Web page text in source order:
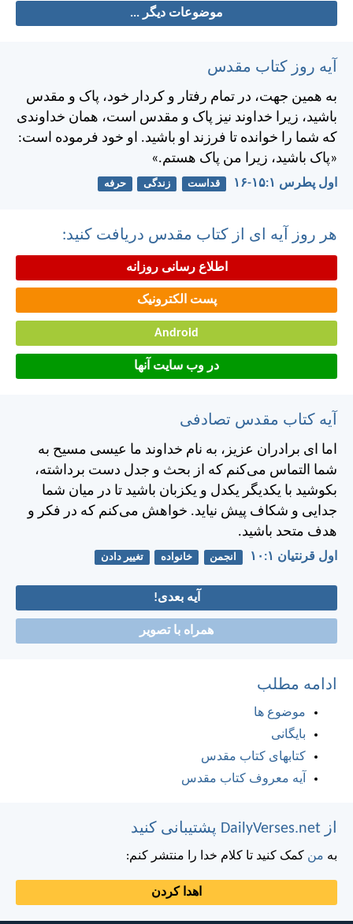
موضوعات دیگر ...
آیه روز کتاب مقدس
به همين جهت، در تمام رفتار و كردار خود، پاک و مقدس
باشيد، زيرا خداوند نيز پاک و مقدس است، همان خداوندی
كه شما را خوانده تا فرزند او باشيد. او خود فرموده است:
«پاک باشيد، زيرا من پاک هستم.»
اول پطرس ۱:‏۱۵-‏۱۶ قداست زندگی حرفه
هر روز آیه ای از کتاب مقدس دریافت کنید:
اطلاع رسانی روزانه
پست الکترونیک
Android
در وب سایت آنها
آیه کتاب مقدس تصادفی
اما ای برادران عزيز، به نام خداوند ما عيسی مسيح به
شما التماس می‌كنم كه از بحث و جدل دست برداشته،
بكوشيد با يكديگر يكدل و يكزبان باشيد تا در ميان شما
جدايی و شكاف پيش نيايد. خواهش می‌كنم كه در فكر و
هدف متحد باشيد.
اول قرنتیان ۱:‏۱۰ انجمن خانواده تغییر دادن
آیه بعدی!
همراه با تصویر
ادامه مطلب
موضوع ها
بایگانی
کتابهای کتاب مقدس
آیه معروف کتاب مقدس
از DailyVerses.net پشتیبانی کنید
به من کمک کنید تا کلام خدا را منتشر کنم:
اهدا کردن